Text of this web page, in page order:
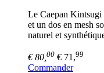
Le Caepan
et un dos en mesh
naturel et
€ 80, 00 € 71,99
Commander